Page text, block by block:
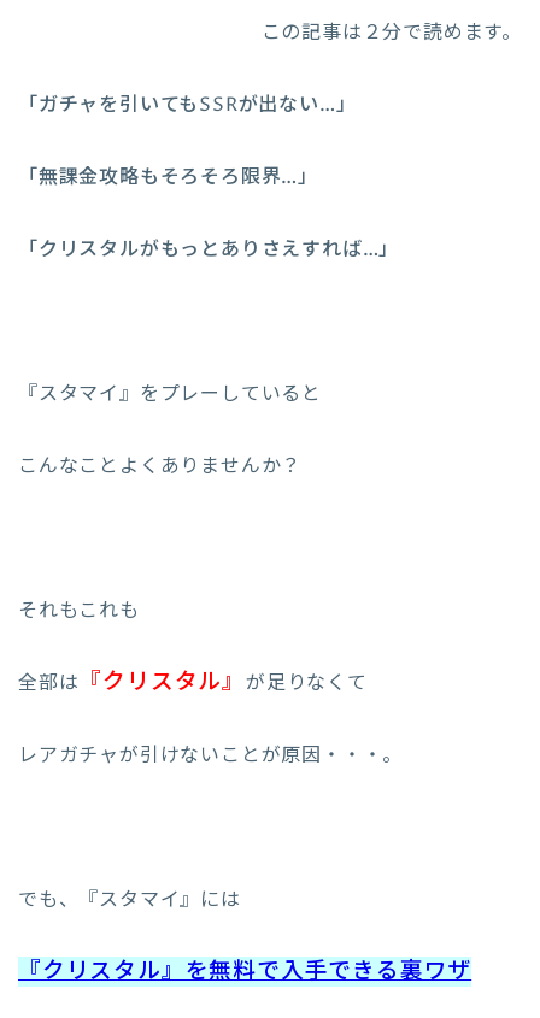
この記事は２分で読めます。
「ガチャを引いてもSSRが出ない…」
「無課金攻略もそろそろ限界…」
「クリスタルがもっとありさえすれば…」
『スタマイ』をプレーしていると
こんなことよくありませんか？
それもこれも
全部は 『クリスタル』が足りなくて
レアガチャが引けないことが原因・・・。
でも、『スタマイ』には
『クリスタル』を無料で入手できる裏ワザ